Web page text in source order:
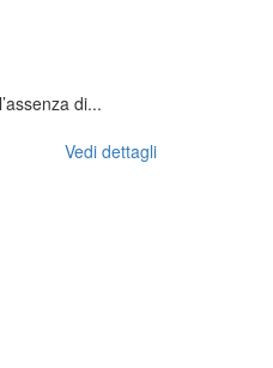
di...
Vedi dettagli